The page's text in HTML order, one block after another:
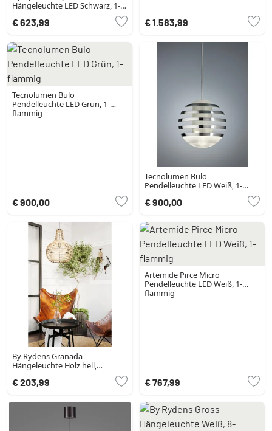
Hängeleuchte LED Schwarz, 1-
€ 623,99 € 1.583,99
Tecnolumen Bulo
Pendelleuchte LED Grün, 1-
flammig
€ 900,00
Tecnolumen Bulo
Pendelleuchte LED Weiß, 1-
€ 900,00
By Rydens Granada
Hängeleuchte Holz hell,
€ 203,99
Artemide Pirce Micro
Pendelleuchte LED Weiß, 1-
flammig
€ 767,99